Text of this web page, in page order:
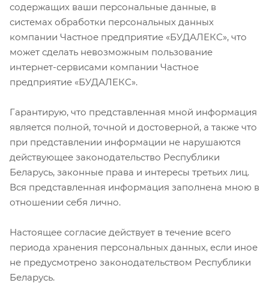
содержащих ваши персональные данные, в
системах обработки персональных данных
компании Частное предприятие «БУДАЛЕКС», что
может сделать невозможным пользование
интернет-сервисами компании Частное
предприятие «БУДАЛЕКС».
Гарантирую, что представленная мной информация
является полной, точной и достоверной, а также что
при представлении информации не нарушаются
действующее законодательство Республики
Беларусь, законные права и интересы третьих лиц.
Вся представленная информация заполнена мною в
отношении себя лично.
Настоящее согласие действует в течение всего
периода хранения персональных данных, если иное
не предусмотрено законодательством Республики
Беларусь.